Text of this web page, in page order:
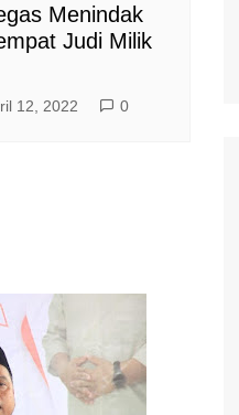
Menindak
Judi Milik
12, 2022 0